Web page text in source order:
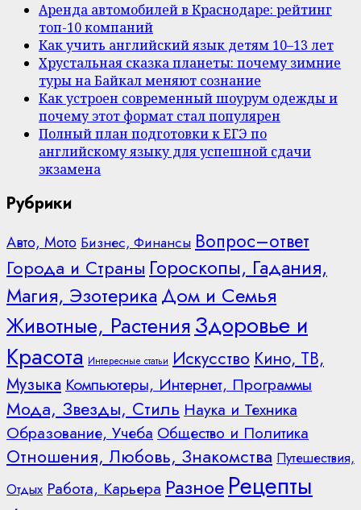
Аренда автомобилей в Краснодаре: рейтинг
топ-10 компаний
Как учить английский язык детям 10–13 лет
Хрустальная сказка планеты: почему зимние
туры на Байкал меняют сознание
Как устроен современный шоурум одежды и
почему этот формат стал популярен
Полный план подготовки к ЕГЭ по
английскому языку для успешной сдачи
экзамена
Рубрики
Авто, МотоБизнес, Финансы Вопрос–ответ
Города и Страны Гороскопы, Гадания,
Магия, Эзотерика Дом и Семья
Животные, Растения Здоровье и
Красота Интересные статьи Искусство Кино, ТВ,
Музыка Компьютеры, Интернет, Программы
Мода, Звезды, Стиль Наука и Техника
Образование, Учеба Общество и Политика
Отношения, Любовь, Знакомства Путешествия,
Отдых Работа, Карьера Разное Рецепты